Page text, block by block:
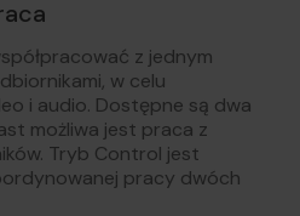
z jednym
w celu
i audio. Dostępne są dwa
możliwa jest praca z
Tryb Control jest
pracy dwóch